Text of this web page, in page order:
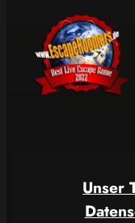
Unser